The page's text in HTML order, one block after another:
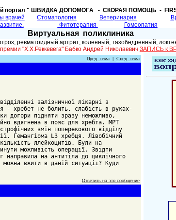
портал " ШВИДКА ДОПОМОГA - СКОРАЯ ПОМОЩЬ -
врачей Cтоматология Ветеринария
Фитотерапия Гомеопатия
Виртуальная поликлиника
ревматоидный артрит; коленный, тазобедренный,
"Х.Х.Реккевега" Бабко Андрей Николаевич ЗАПИСЬ к
Пред. тема След. тема
залізничної лікарні з
- хребет не болить, слабість в руках-
догори підняти зразу неможливо,
вдягнена в пояс для хребта. МРТ
змін поперекового відділу
Гемангіома L3 хребця. Лівобічний
ллейкоцитів. Були на
можливість операції. Звідти
направила на антитіла до циклічного
вжити в даній ситуації? Куди
Ответить на это сообщение